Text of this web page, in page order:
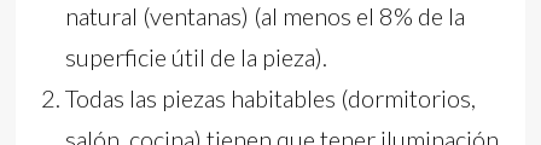
natural (ventanas) (al menos el 8% de la
superficie útil de la pieza).
Todas las piezas habitables (dormitorios,